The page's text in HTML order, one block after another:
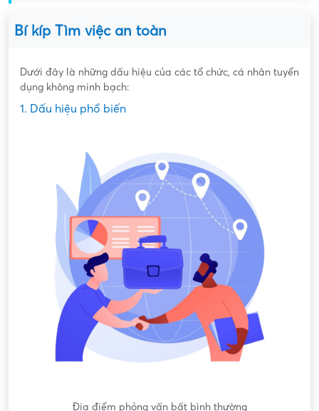
Bí kíp Tìm việc an toàn
Dưới đây là những dấu hiệu của các tổ chức, cá nhân tuyển
dụng không minh bạch:
1. Dấu hiệu phổ biến
điểm phỏng vấn bất bình thường Nội dung mô tả